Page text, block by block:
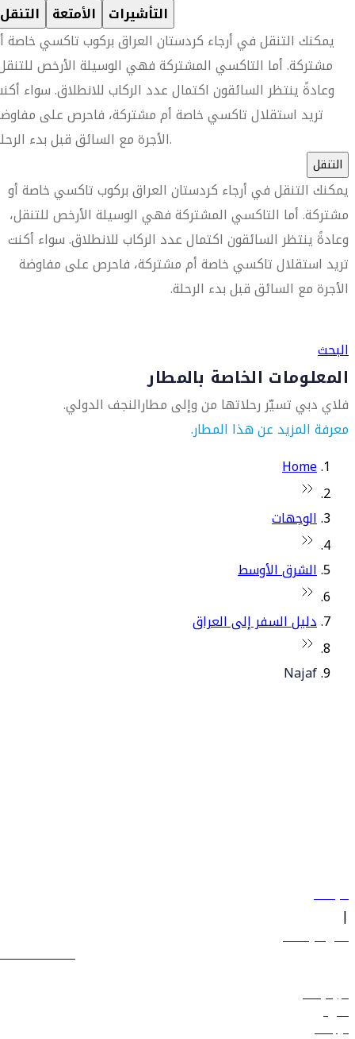
التنقل الأمتعة التأشيرات
يمكنك التنقل في أرجاء كردستان العراق بركوب تاكسي خاصة
مشتركة. أما التاكسي المشتركة فهي الوسيلة الأرخص
وعادةً ينتظر السائقون اكتمال عدد الركاب للانطلاق. سواء
تريد استقلال تاكسي خاصة أم مشتركة، فاحرص على
الأجرة مع السائق قبل بدء الرحلة.
التنقل
يمكنك التنقل في أرجاء كردستان العراق بركوب تاكسي خاصة أو
مشتركة. أما التاكسي المشتركة فهي الوسيلة الأرخص للتنقل،
وعادةً ينتظر السائقون اكتمال عدد الركاب للانطلاق. سواء أكنت
تريد استقلال تاكسي خاصة أم مشتركة، فاحرص على مفاوضة
الأجرة مع السائق قبل بدء الرحلة.
البحث
المعلومات الخاصة بالمطار
فلاي دبي تسيّر رحلاتها من وإلى مطارالنجف الدولي.
معرفة المزيد عن هذا المطار.
Home
الوجهات
الشرق الأوسط
دليل السفر إلى العراق
Najaf
سياساتنا
|
الشروط والأحكام
600 544 445
حجز الرحلات
العروض
الوجهات